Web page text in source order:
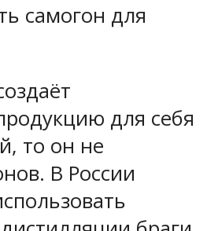
самогон для
для себя
то он не
В России